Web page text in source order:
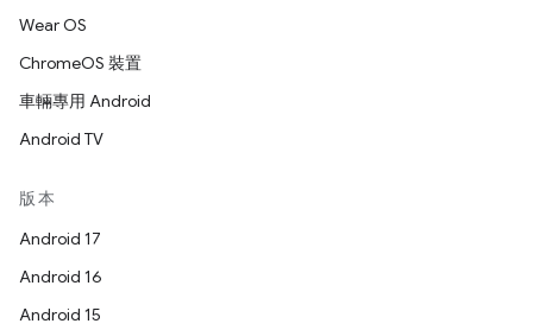
Wear OS
ChromeOS 裝置
車輛專用 Android
Android TV
版本
Android 17
Android 16
Android 15